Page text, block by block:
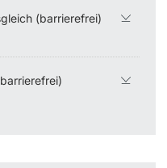
(barrierefrei)